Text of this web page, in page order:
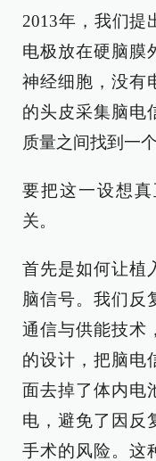
2013年，我们提
电极放在硬脑膜
神经细胞，没有
的头皮采集脑电
质量之间找到一
要把这一设想
关。
首先是如何让植
脑信号。我们反
通信与供能技术
的设计，把脑电
面去掉了体内电
电，避免了因反
手术的风险。这